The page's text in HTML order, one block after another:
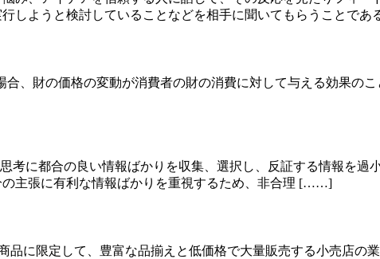
しようと検討していることなどを相手に聞いてもらうことで
合、財の価格の変動が消費者の財の消費に対して与える効果の
考に都合の良い情報ばかりを収集、選択し、反証する情報を
主張に有利な情報ばかりを重視するため、非合理 [……]
品に限定して、豊富な品揃えと低価格で大量販売する小売店